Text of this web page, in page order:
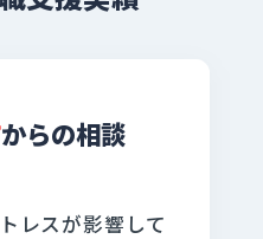
からの相談
レスが影響して